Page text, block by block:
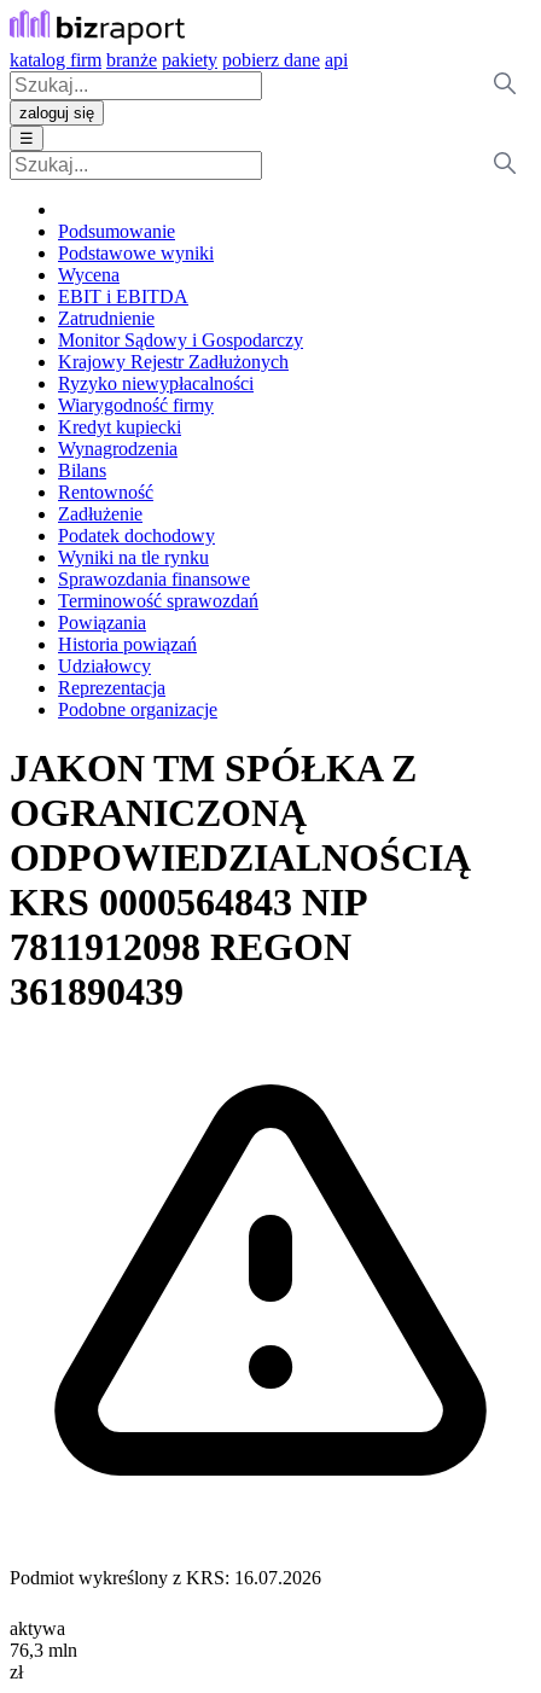
katalog firm branże pakiety pobierz dane api
zaloguj się
☰
Podsumowanie
Podstawowe wyniki
Wycena
EBIT i EBITDA
Zatrudnienie
Monitor Sądowy i Gospodarczy
Krajowy Rejestr Zadłużonych
Ryzyko niewypłacalności
Wiarygodność firmy
Kredyt kupiecki
Wynagrodzenia
Bilans
Rentowność
Zadłużenie
Podatek dochodowy
Wyniki na tle rynku
Sprawozdania finansowe
Terminowość sprawozdań
Powiązania
Historia powiązań
Udziałowcy
Reprezentacja
Podobne organizacje
JAKON TM SPÓŁKA Z
OGRANICZONĄ
ODPOWIEDZIALNOŚCIĄ
KRS 0000564843 NIP
7811912098 REGON
361890439
Podmiot wykreślony z KRS: 16.07.2026
aktywa
76,3 mln
zł